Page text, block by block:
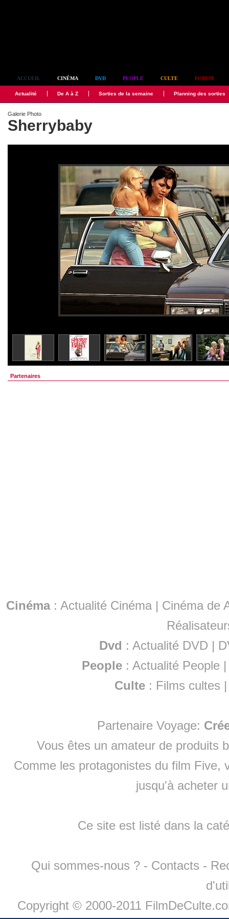
ACCUEIL CINÉMA DVD PEOPLE CULTE FORUM
Actualité De A à Z Sorties de la semaine Planning des sorties
Galerie Photo
Sherrybaby
Partenaires
Cinéma: Actualité Cinéma | Cinéma de
Dvd : Actualité DVD |
People :Actualité People
Culte : Films cultes
Partenaire Voyage:
Vous êtes un amateur de produits
Comme les protagonistes du film Five,
jusqu'à acheter
Ce site est listé dans la
Qui sommes-nous ? - Contacts -
Copyright © 2000-2011